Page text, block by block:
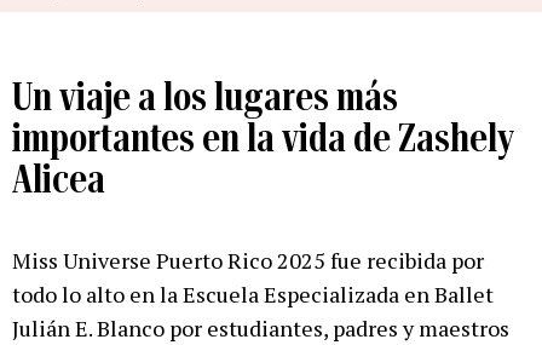
Un viaje a los lugares más
importantes en la vida de Zashely
Alicea
Miss Universe Puerto Rico 2025 fue recibida por
todo lo alto en la Escuela Especializada en Ballet
Julián E. Blanco por estudiantes, padres y maestros